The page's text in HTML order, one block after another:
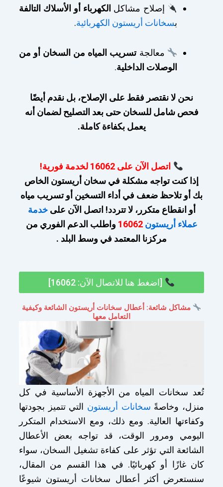
إصلاح مشاكل الكهرباء أو الأسلاك التالفة
بسخانات أريستون الكهربائية.
معالجةتسريب المياه من السخان أو من
الوصلات الداخلية.
نحن لا نقتصر فقط على الإصلاح، بل نقدم أيضًا
فحص شامل للسخان حتى بعد التصليح لضمان أنه
يعمل بكفاءة كاملة.
اتصل الآن على 16062 لخدمة فورية!
إذا كنت تواجه مشكلة في سخان أريستون الخاص
بك أو تلاحظ ضعف في أداء التسخين أو تسريب مياه
أو انقطاع متكرر، لا تتردد! اتصل الآن علىخدمة
عملاء أريستون 16062 واطلب الدعم الفوري من
مركزنا المعتمد في وسط البلد .
[اضغط هنا للاتصال الآن: 16062]
مشاكل شائعة: أعطال سخانات أريستون الشائعة وكيفية
التعامل معها
تُعد سخانات المياه من الأجهزة الأساسية في كل
منزل، وخاصةً سخانات أريستون التي تتميز بجودتها
وكفاءتها العالية. ومع ذلك، ومع الاستخدام المتكرر
اليومي ومرور الوقت، قد تواجه بعض الأعطال
الشائعة التي تؤثر على كفاءة تشغيل السخان، سواء
كان غازًا أو كهربائيًا. في هذا القسم من المقال،
سنستعرض أكثر أعطال سخانات أريستون شيوعًا